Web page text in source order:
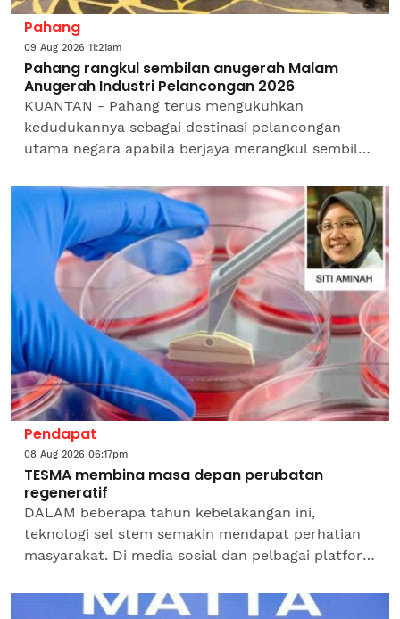
Pahang
09 Aug 2026 11:21am
Pahang rangkul sembilan anugerah Malam
Anugerah Industri Pelancongan 2026
KUANTAN - Pahang terus mengukuhkan
kedudukannya sebagai destinasi pelancongan
utama negara apabila berjaya merangkul sembilan
Pelancongan 2026 anjuran Persatuan...
Pendapat
08 Aug 2026 06:17pm
TESMA membina masa depan perubatan
regeneratif
DALAM beberapa tahun kebelakangan ini,
teknologi sel stem semakin mendapat perhatian
masyarakat. Di media sosial dan pelbagai platform
bahawa sel stem...